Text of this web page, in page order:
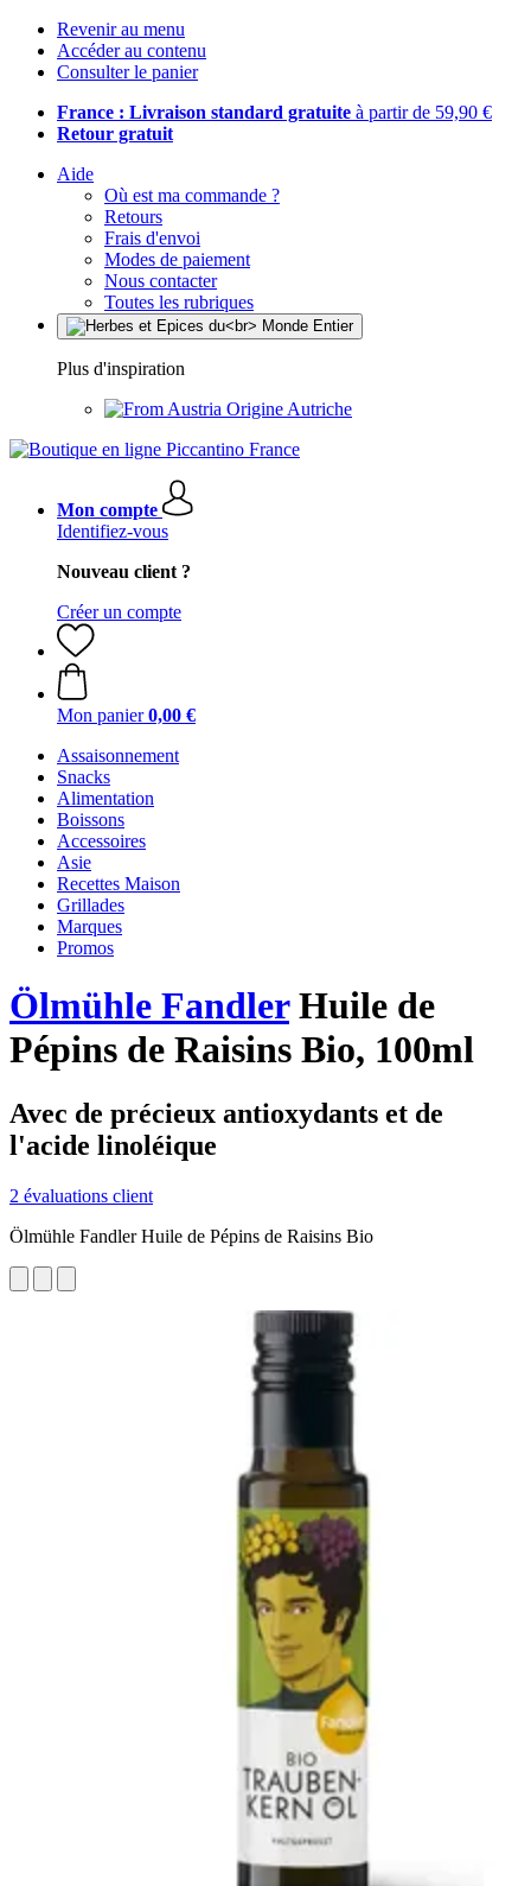
Revenir au menu
Accéder au contenu
Consulter le panier
France : Livraison standard gratuite à partir de 59,90 €
Retour gratuit
Aide
Où est ma commande ?
Retours
Frais d'envoi
Modes de paiement
Nous contacter
Toutes les rubriques
Plus d'inspiration
Origine Autriche
Mon compte
Identifiez-vous
Nouveau client ?
Créer un compte
Mon panier 0,00 €
Assaisonnement
Snacks
Alimentation
Boissons
Accessoires
Asie
Recettes Maison
Grillades
Marques
Promos
Ölmühle FandlerHuile de
Pépins de Raisins Bio, 100ml
Avec de précieux antioxydants et de
l'acide linoléique
2 évaluations client
Ölmühle Fandler Huile de Pépins de Raisins Bio